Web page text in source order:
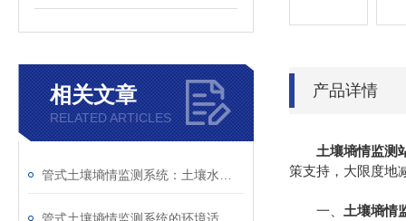
相关文章
RELATED ARTICLES
产品详情
土壤墒情监测
策支持，大限度地
一、 土壤墒情